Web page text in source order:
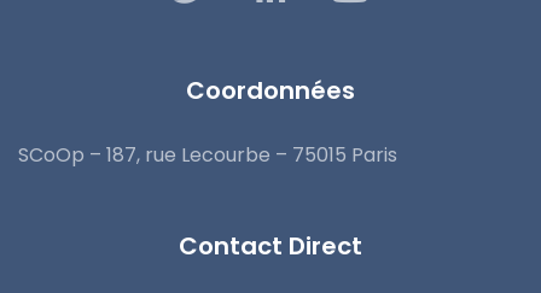
Coordonnées
SCoOp – 187, rue Lecourbe – 75015 Paris
Contact Direct